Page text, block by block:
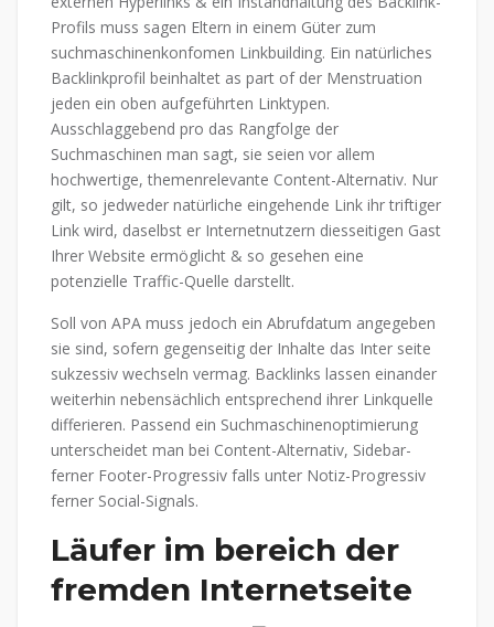
Profils muss sagen Eltern in einem Güter zum
suchmaschinenkonfomen Linkbuilding. Ein natürliches
Backlinkprofil beinhaltet as part of der Menstruation
jeden ein oben aufgeführten Linktypen.
Ausschlaggebend pro das Rangfolge der
Suchmaschinen man sagt, sie seien vor allem
hochwertige, themenrelevante Content-Alternativ. Nur
gilt, so jedweder natürliche eingehende Link ihr triftiger
Link wird, daselbst er Internetnutzern diesseitigen Gast
Ihrer Website ermöglicht & so gesehen eine
potenzielle Traffic-Quelle darstellt.
Soll von APA muss jedoch ein Abrufdatum angegeben
sie sind, sofern gegenseitig der Inhalte das Inter seite
sukzessiv wechseln vermag. Backlinks lassen einander
weiterhin nebensächlich entsprechend ihrer Linkquelle
differieren. Passend ein Suchmaschinenoptimierung
unterscheidet man bei Content-Alternativ, Sidebar-
ferner Footer-Progressiv falls unter Notiz-Progressiv
ferner Social-Signals.
Läufer im bereich der
fremden Internetseite